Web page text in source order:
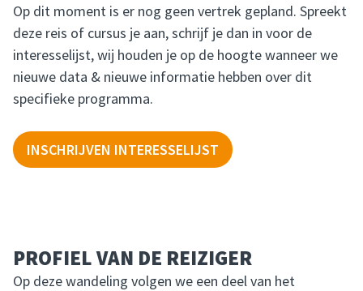
Op dit moment is er nog geen vertrek gepland. Spreekt
deze reis of cursus je aan, schrijf je dan in voor de
interesselijst, wij houden je op de hoogte wanneer we
nieuwe data & nieuwe informatie hebben over dit
specifieke programma.
INSCHRIJVEN INTERESSELIJST
PROFIEL VAN DE REIZIGER
Op deze wandeling volgen we een deel van het